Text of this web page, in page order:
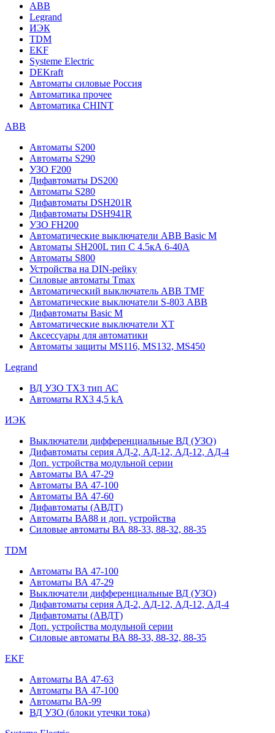
ABB
Legrand
ИЭК
TDM
EKF
Systeme Electric
DEKraft
Автоматы силовые Россия
Автоматика прочее
Автоматика CHINT
ABB
Автоматы S200
Автоматы S290
УЗО F200
Дифавтоматы DS200
Автоматы S280
Дифавтоматы DSH201R
Дифавтоматы DSH941R
УЗО FH200
Автоматические выключатели ABB Basic M
Автоматы SH200L тип С 4.5кА 6-40А
Автоматы S800
Устройства на DIN-рейку
Силовые автоматы Tmax
Автоматический выключатель ABB TMF
Автоматические выключатели S-803 АВВ
Дифавтоматы Basic M
Автоматические выключатели XT
Аксессуары для автоматики
Автоматы защиты MS116, MS132, MS450
Legrand
ВД УЗО TX3 тип АС
Автоматы RX3 4,5 kA
ИЭК
Выключатели дифференциальные ВД (УЗО)
Дифавтоматы серия АД-2, АД-12, АД-12, АД-4
Доп. устройства модульной серии
Автоматы ВА 47-29
Автоматы ВА 47-100
Автоматы ВА 47-60
Дифавтоматы (АВДТ)
Автоматы ВА88 и доп. устройства
Силовые автоматы ВА 88-33, 88-32, 88-35
TDM
Автоматы ВА 47-100
Автоматы ВА 47-29
Выключатели дифференциальные ВД (УЗО)
Дифавтоматы серия АД-2, АД-12, АД-12, АД-4
Дифавтоматы (АВДТ)
Доп. устройства модульной серии
Силовые автоматы ВА 88-33, 88-32, 88-35
EKF
Автоматы ВА 47-63
Автоматы ВА 47-100
Автоматы ВА-99
ВД УЗО (блоки утечки тока)